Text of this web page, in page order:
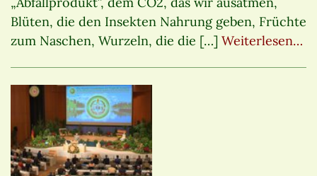
Blüten, die den Insekten Nahrung geben, Früchte
zum Naschen, Wurzeln, die die […] Weiterlesen…